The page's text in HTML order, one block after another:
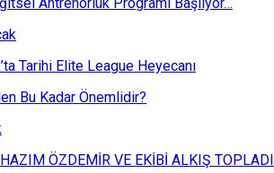
Tarihi Elite League Heyecanı
Bu Kadar Önemlidir?
ÖZDEMİR VE EKİBİ ALKIŞ TOPLADI